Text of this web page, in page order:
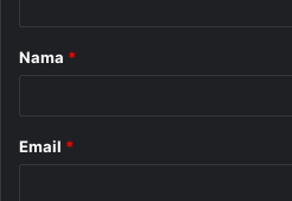
r
Nama *
Email *